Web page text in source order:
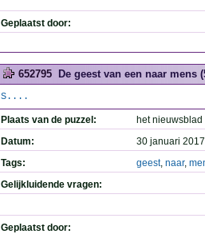
Geplaatst door:
652795 De geest van een naar mens
S....
Plaats van de puzzel:
het nieuwsblad
Datum:
30 januari
Tags:
geest, naar,
Gelijkluidende vragen:
Geplaatst door: